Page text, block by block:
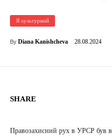
Я культурний
By Diana Kanishcheva 28.08.2024
SHARE
Правозахисний рух в УРСР був